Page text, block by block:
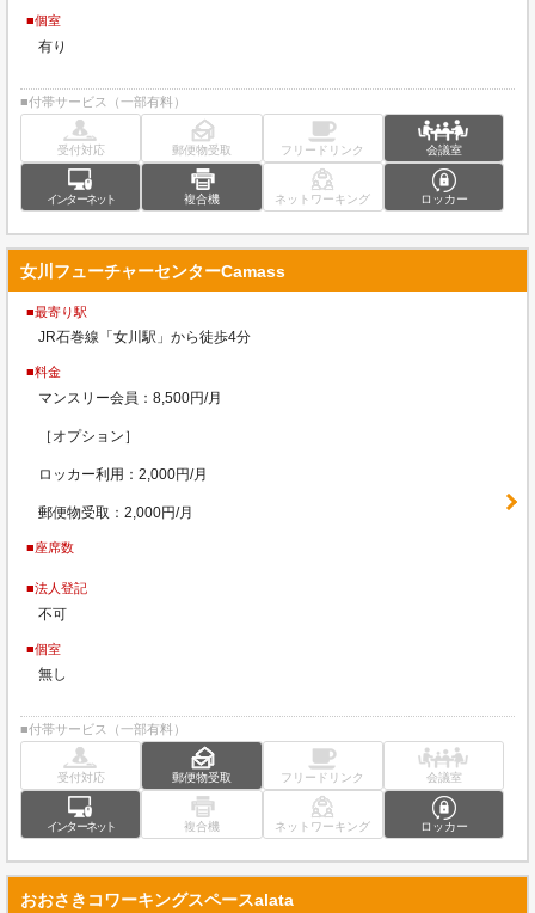
■個室
有り
■付帯サービス（一部有料）
受付対応 郵便物受取 フリードリンク 会議室
インターネット 複合機 ネットワーキング ロッカー
女川フューチャーセンターCamass
■最寄り駅
JR石巻線「女川駅」から徒歩4分
■料金
マンスリー会員：8,500円/月
［オプション］
ロッカー利用：2,000円/月
郵便物受取：2,000円/月
■座席数
■法人登記
不可
■個室
無し
■付帯サービス（一部有料）
受付対応 郵便物受取 フリードリンク 会議室
インターネット 複合機 ネットワーキング ロッカー
おおさきコワーキングスペースalata